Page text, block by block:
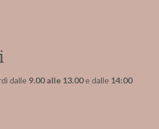
dalle 9.00 alle 13.00e dalle 14:00